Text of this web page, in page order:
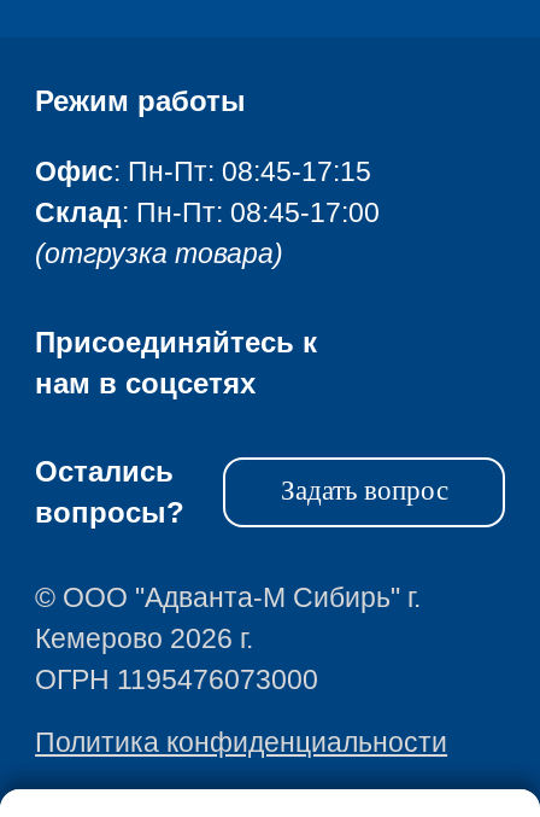
Режим работы
Офис: Пн-Пт: 08:45-17:15
Склад: Пн-Пт: 08:45-17:00
(отгрузка товара)
Присоединяйтесь к
нам в соцсетях
Остались
вопросы?
Задать вопрос
© ООО "Адванта-М Сибирь" г.
Кемерово 2026 г.
ОГРН 1195476073000
Политика конфиденциальности